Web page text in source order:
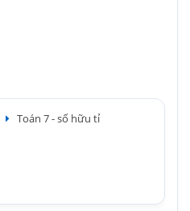
Toán 7 - số hữu tỉ